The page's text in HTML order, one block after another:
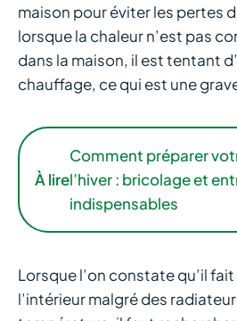
maison pour éviter les pertes
lorsque la chaleur n’est pas
dans la maison, il est tentant
chauffage, ce qui est une
À lire
Comment préparer
l’hiver : bricolage et
indispensables
Lorsque l’on constate qu’il
l’intérieur malgré des